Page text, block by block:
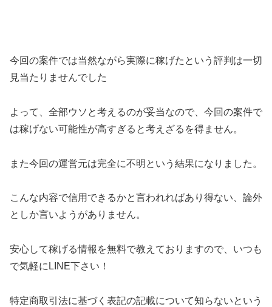
今回の案件では当然ながら実際に稼げたという評判は一切
見当たりませんでした
よって、全部ウソと考えるのが妥当なので、今回の案件で
は稼げない可能性が高すぎると考えざるを得ません。
また今回の運営元は完全に不明 という結果になりました。
こんな内容で信用できるかと言われればあり得ない、論外
としか言いようがありません。
安心して稼げる情報を無料で教えておりますので、いつも
で気軽にLINE下さい！
特定商取引法に基づく表記の記載について知らないという